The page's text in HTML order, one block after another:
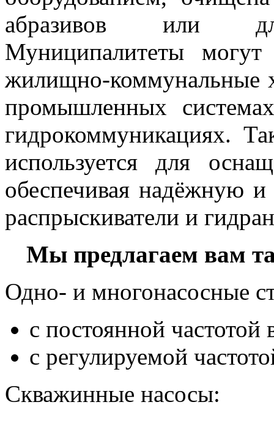
абразивов или
Муниципалитеты
жилищно-коммунальные
промышленных
гидрокоммуникациях.
используется для
обеспечивая надёжную
распрыскиватели и
Мы предлагаем вам
Одно- и многонасосные
с постоянной частотой
с регулируемой
Скважинные насосы: